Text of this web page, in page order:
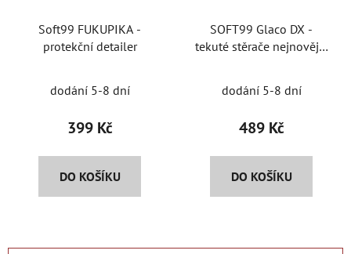
Soft99 FUKUPIKA -
protekční detailer
dodání 5-8 dní
399 Kč
DO KOŠÍKU
SOFT99 Glaco DX -
tekuté stěrače nejnovější
dodání 5-8 dní
489 Kč
DO KOŠÍKU